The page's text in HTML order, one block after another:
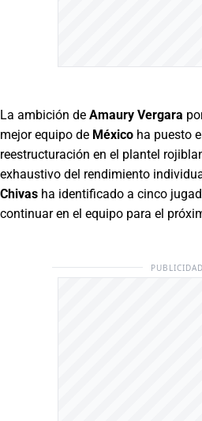
La ambición de Amaury Vergara
mejor equipo de México ha puesto
reestructuración en el plantel
exhaustivo del rendimiento
Chivas ha identificado a cinco
continuar en el equipo para el
PUBLICIDAD